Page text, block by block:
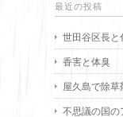
最近の投稿
世田谷区長と
香害と体臭
屋久島で除
不思議の国の